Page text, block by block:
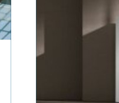
Samtidigt bär de
blomning,